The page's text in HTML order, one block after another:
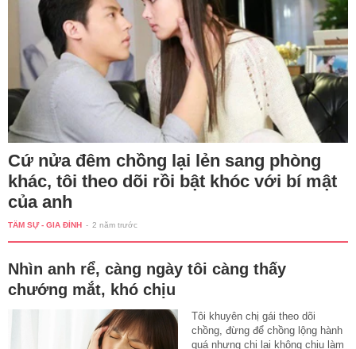
Cứ nửa đêm chồng lại lẻn sang phòng
khác, tôi theo dõi rồi bật khóc với bí mật
của anh
TÂM SỰ - GIA ĐÌNH - 2 năm trước
Nhìn anh rể, càng ngày tôi càng thấy
chướng mắt, khó chịu
Tôi khuyên chị gái theo dõi
chồng, đừng để chồng lộng hành
quá nhưng chị lại không chịu làm